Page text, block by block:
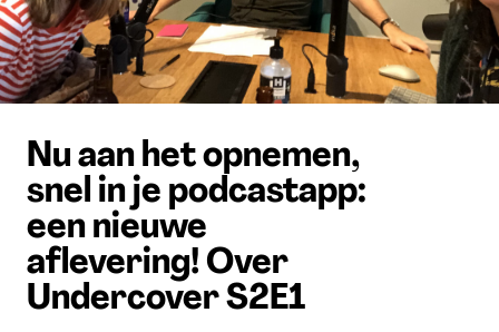
Nu aan het opnemen,
snel in je podcastapp:
een nieuwe
aflevering! Over
Undercover S2E1